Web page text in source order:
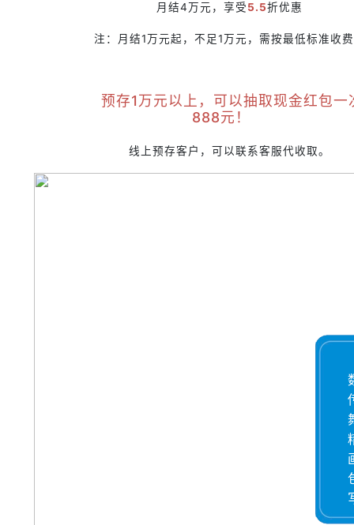
月结4万元，享受5.5折优惠
注：月结1万元起，不足1万元，需按最低标准收
预存1万元以上，可以抽取现金红包一
888元！
线上预存客户，可以联系客服代收取。